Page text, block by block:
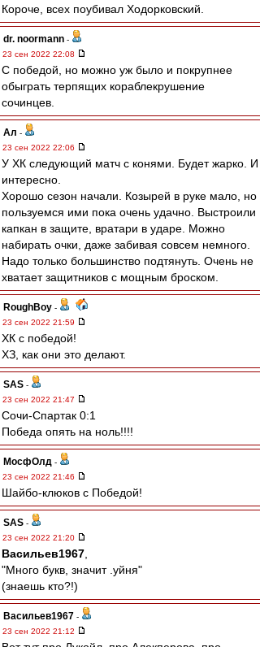
Короче, всех поубивал Ходорковский.
dr. noormann -
23 сен 2022 22:08
С победой, но можно уж было и покрупнее
обыграть терпящих кораблекрушение
сочинцев.
Ал -
23 сен 2022 22:06
У ХК следующий матч с конями. Будет жарко. И
интересно.
Хорошо сезон начали. Козырей в руке мало, но
пользуемся ими пока очень удачно. Выстроили
капкан в защите, вратари в ударе. Можно
набирать очки, даже забивая совсем немного.
Надо только большинство подтянуть. Очень не
хватает защитников с мощным броском.
RoughBoy -
23 сен 2022 21:59
ХК с победой!
ХЗ, как они это делают.
SAS -
23 сен 2022 21:47
Сочи-Спартак 0:1
Победа опять на ноль!!!!
МосфОлд -
23 сен 2022 21:46
Шайбо-клюков с Победой!
SAS -
23 сен 2022 21:20
Васильев1967
"Много букв, значит .уйня"
(знаешь кто?!)
Васильев1967 -
23 сен 2022 21:12